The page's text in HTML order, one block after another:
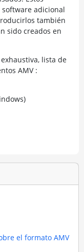
adicional
también
sido creados en
lista de
AMV :
el formato AMV